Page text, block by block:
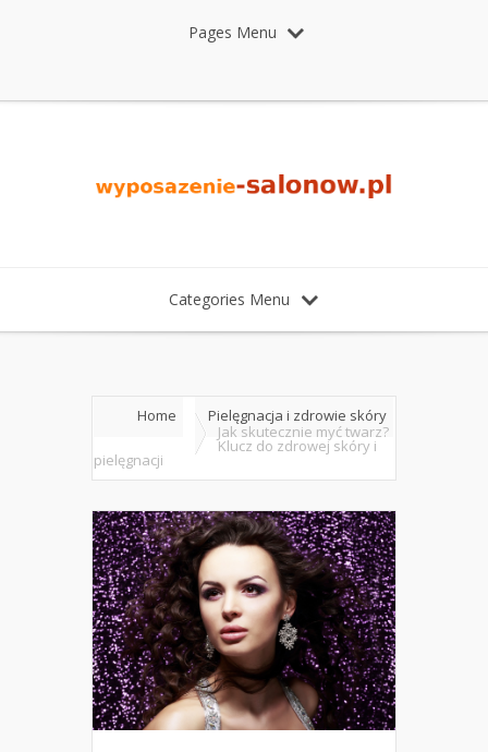
Pages Menu
Categories Menu
Home
Pielęgnacja i zdrowie skóry
Jak skutecznie myć twarz?
Klucz do zdrowej skóry i
pielęgnacji